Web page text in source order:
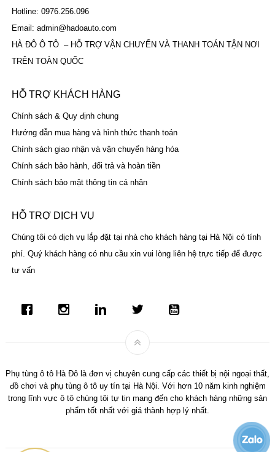
Hotline: 0976.256.096
Email: admin@hadoauto.com
HÀ ĐÔ Ô TÔ – HỖ TRỢ VẬN CHUYỂN VÀ THANH TOÁN TẬN NƠI
TRÊN TOÀN QUỐC
HỖ TRỢ KHÁCH HÀNG
Chính sách & Quy định chung
Hướng dẫn mua hàng và hình thức thanh toán
Chính sách giao nhận và vận chuyển hàng hóa
Chính sách bảo hành, đổi trả và hoàn tiền
Chính sách bảo mật thông tin cá nhân
HỖ TRỢ DỊCH VỤ
Chúng tôi có dịch vụ lắp đặt tại nhà cho khách hàng tại Hà Nội có tính
phí. Quý khách hàng có nhu cầu xin vui lòng liên hệ trực tiếp để được
tư vấn
Phụ tùng ô tô Hà Đô là đơn vị chuyên cung cấp các thiết bị nội ngoại thất,
đồ chơi và phụ tùng ô tô uy tín tại Hà Nội. Với hơn 10 năm kinh nghiệm
trong lĩnh vực ô tô chúng tôi tự tin mang đến cho khách hàng những sản
phẩm tốt nhất với giá thành hợp lý nhất.